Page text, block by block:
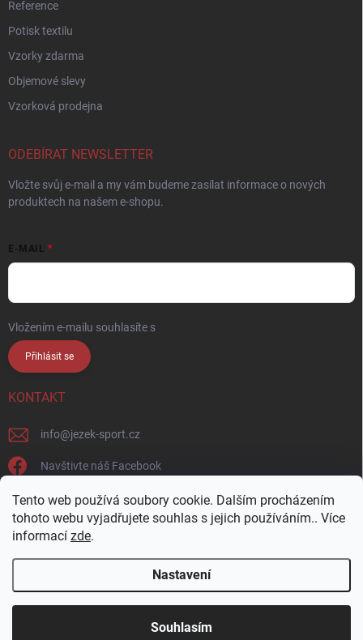
Tento web používá soubory cookie. Dalším procházením
tohoto webu vyjadřujete souhlas s jejich používáním.. Více
informací zde.
Nastavení
Souhlasím
Přijďte si vybrat osobně! Široká nabídka materiálů a
Reference
Potisk textilu
Vzorky zdarma
Objemové slevy
Vzorková prodejna
ODEBÍRAT NEWSLETTER
Vložte svůj e-mail a my vám budeme zasílat informace o nových
produktech na našem e-shopu.
E-MAIL
Vložením e-mailu souhlasíte s
Přihlásit se
KONTAKT
info@jezek-sport.cz
Navštivte náš Facebook
jezek_sport_np/
Copyright 2026Ježek sport s.r.o.. Všechna práva vyhrazena.Upravit
nastavení cookies